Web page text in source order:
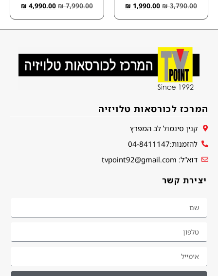
₪3,790.00
₪ 1,990.00
₪7,990.00
₪ 4,990.00
המרכז לכורסאות טלויזיה
קנין סינמול לב המפרץ
להזמנות:04-8411147
דוא”ל: tvpoint92@gmail.com
יצירת קשר